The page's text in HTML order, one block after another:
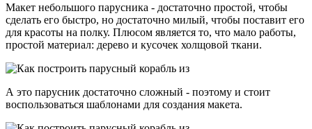
Макет небольшого парусника - достаточно простой, чтобы
сделать его быстро, но достаточно милый, чтобы поставит его
для красоты на полку. Плюсом является то, что мало работы,
простой материал: дерево и кусочек холщовой ткани.
А это парусник достаточно сложный - поэтому и стоит
воспользоваться шаблонами для создания макета.